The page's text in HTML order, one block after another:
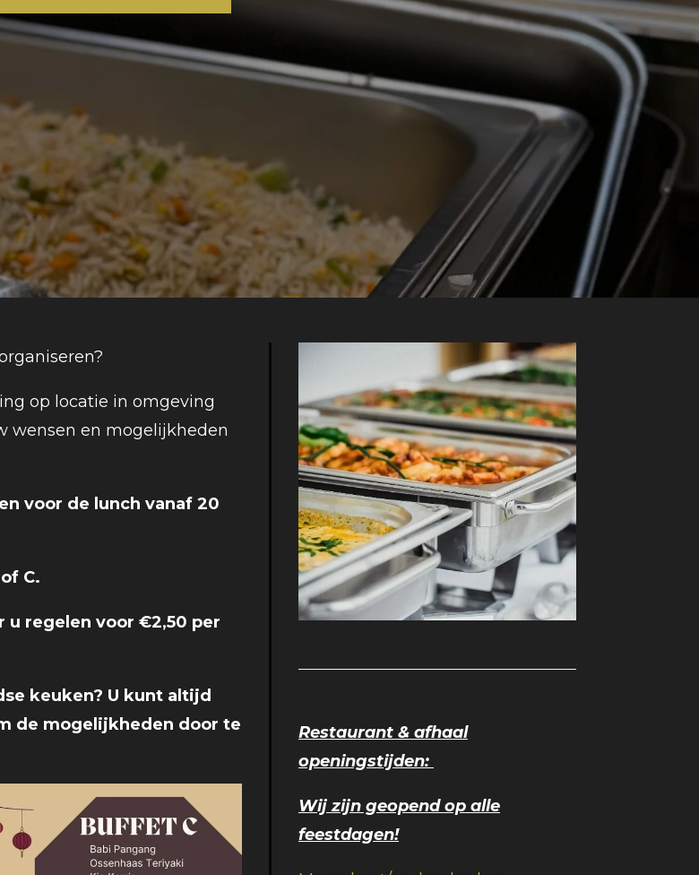
op locatie in omgeving
wensen en mogelijkheden
voor de lunch vanaf 20
C.
regelen voor €2,50 per
keuken? U kunt altijd
de mogelijkheden door te
Restaurant & afhaal
openingstijden:
Wij zijn geopend op alle
feestdagen!